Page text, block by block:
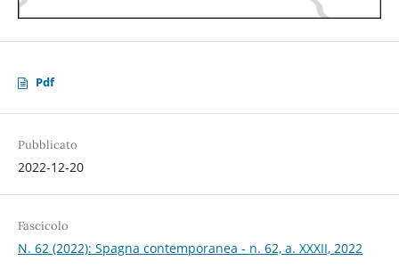
Pdf
Pubblicato
2022-12-20
Fascicolo
N. 62 (2022): Spagna contemporanea - n. 62, a. XXXII, 2022